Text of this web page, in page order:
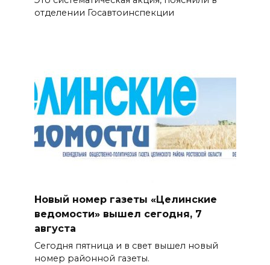
отделении Госавтоинспекции
Новый номер газеты «Целинские
ведомости» вышел сегодня, 7
августа
Сегодня пятница и в свет вышел новый
номер районной газеты.